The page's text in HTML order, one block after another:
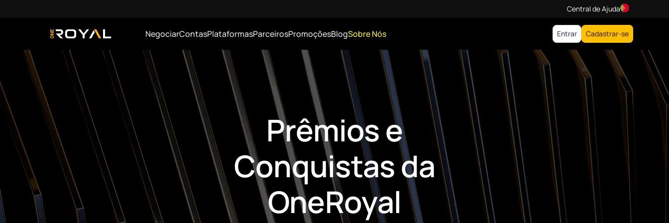
Central de Ajuda
OneRoyal Home NegociarContasPlataformasParceirosPromoçõesBlogSobre Nós Entrar Cadastrar-se
Prêmios e
Conquistas da
OneRoyal